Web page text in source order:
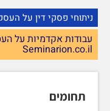
ניתוחי פסקי דין על
עבודות אקדמיות על
Seminarion.co.il
תחומים